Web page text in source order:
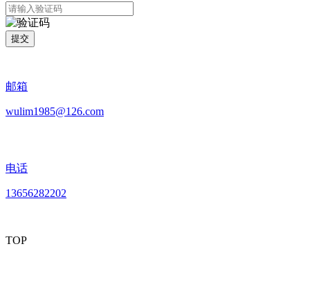
提交
邮箱
wulim1985@126.com
电话
13656282202
TOP